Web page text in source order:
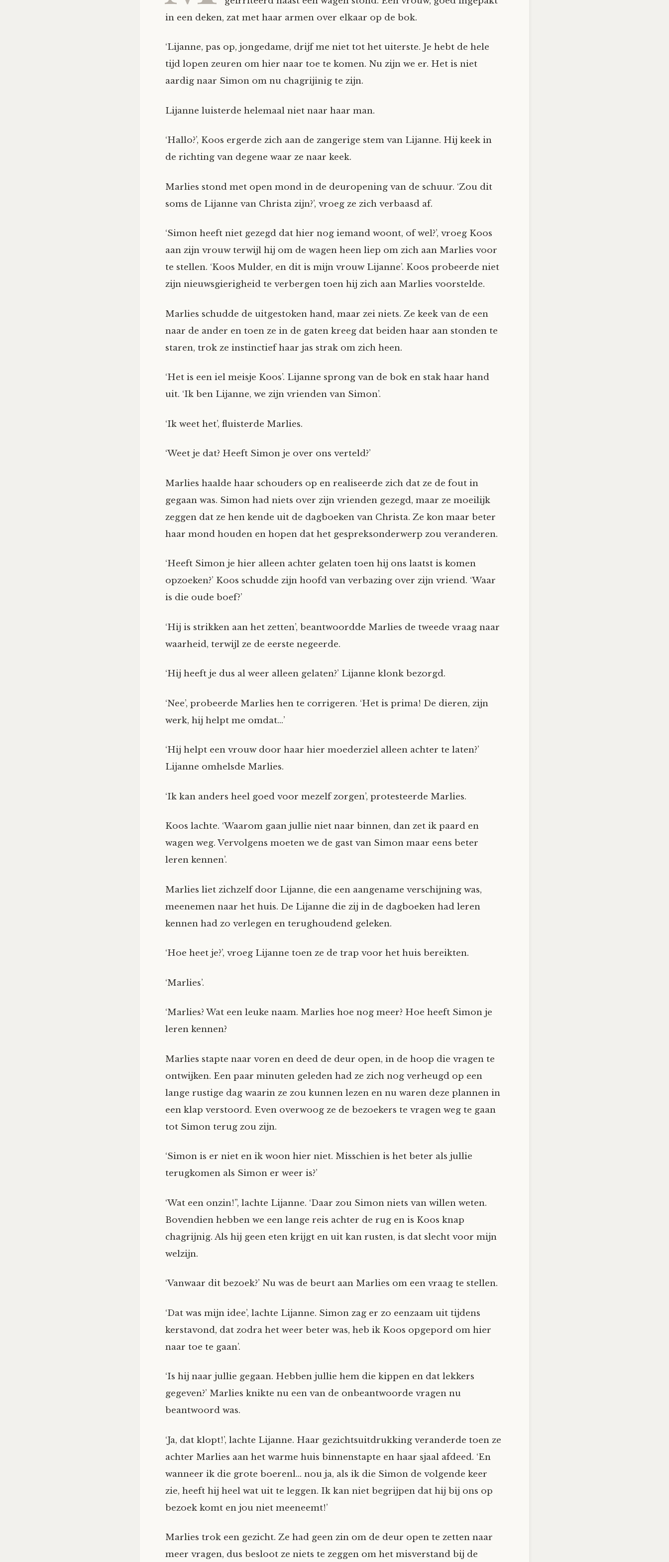
in een deken, zat met haar armen over elkaar op de bok.
‘Lijanne, pas op, jongedame, drijf me niet tot het uiterste. Je hebt de hele
tijd lopen zeuren om hier naar toe te komen. Nu zijn we er. Het is niet
aardig naar Simon om nu chagrijinig te zijn.
Lijanne luisterde helemaal niet naar haar man.
‘Hallo?’, Koos ergerde zich aan de zangerige stem van Lijanne. Hij keek in
de richting van degene waar ze naar keek.
Marlies stond met open mond in de deuropening van de schuur. ‘Zou dit
soms de Lijanne van Christa zijn?’, vroeg ze zich verbaasd af.
‘Simon heeft niet gezegd dat hier nog iemand woont, of wel?’, vroeg Koos
aan zijn vrouw terwijl hij om de wagen heen liep om zich aan Marlies voor
te stellen. ‘Koos Mulder, en dit is mijn vrouw Lijanne’. Koos probeerde niet
zijn nieuwsgierigheid te verbergen toen hij zich aan Marlies voorstelde.
Marlies schudde de uitgestoken hand, maar zei niets. Ze keek van de een
naar de ander en toen ze in de gaten kreeg dat beiden haar aan stonden te
staren, trok ze instinctief haar jas strak om zich heen.
‘Het is een iel meisje Koos’. Lijanne sprong van de bok en stak haar hand
uit. ‘Ik ben Lijanne, we zijn vrienden van Simon’.
‘Ik weet het’, fluisterde Marlies.
‘Weet je dat? Heeft Simon je over ons verteld?’
Marlies haalde haar schouders op en realiseerde zich dat ze de fout in
gegaan was. Simon had niets over zijn vrienden gezegd, maar ze moeilijk
zeggen dat ze hen kende uit de dagboeken van Christa. Ze kon maar beter
haar mond houden en hopen dat het gespreksonderwerp zou veranderen.
‘Heeft Simon je hier alleen achter gelaten toen hij ons laatst is komen
opzoeken?’ Koos schudde zijn hoofd van verbazing over zijn vriend. ‘Waar
is die oude boef?’
‘Hij is strikken aan het zetten’, beantwoordde Marlies de tweede vraag naar
waarheid, terwijl ze de eerste negeerde.
‘Hij heeft je dus al weer alleen gelaten?’ Lijanne klonk bezorgd.
‘Nee’, probeerde Marlies hen te corrigeren. ‘Het is prima! De dieren, zijn
werk, hij helpt me omdat…’
‘Hij helpt een vrouw door haar hier moederziel alleen achter te laten?’
Lijanne omhelsde Marlies.
‘Ik kan anders heel goed voor mezelf zorgen’, protesteerde Marlies.
Koos lachte. ‘Waarom gaan jullie niet naar binnen, dan zet ik paard en
wagen weg. Vervolgens moeten we de gast van Simon maar eens beter
leren kennen’.
Marlies liet zichzelf door Lijanne, die een aangename verschijning was,
meenemen naar het huis. De Lijanne die zij in de dagboeken had leren
kennen had zo verlegen en terughoudend geleken.
‘Hoe heet je?’, vroeg Lijanne toen ze de trap voor het huis bereikten.
‘Marlies’.
‘Marlies? Wat een leuke naam. Marlies hoe nog meer? Hoe heeft Simon je
leren kennen?
Marlies stapte naar voren en deed de deur open, in de hoop die vragen te
ontwijken. Een paar minuten geleden had ze zich nog verheugd op een
lange rustige dag waarin ze zou kunnen lezen en nu waren deze plannen in
een klap verstoord. Even overwoog ze de bezoekers te vragen weg te gaan
tot Simon terug zou zijn.
‘Simon is er niet en ik woon hier niet. Misschien is het beter als jullie
terugkomen als Simon er weer is?’
‘Wat een onzin!”, lachte Lijanne. ‘Daar zou Simon niets van willen weten.
Bovendien hebben we een lange reis achter de rug en is Koos knap
chagrijnig. Als hij geen eten krijgt en uit kan rusten, is dat slecht voor mijn
welzijn.
‘Vanwaar dit bezoek?’ Nu was de beurt aan Marlies om een vraag te stellen.
‘Dat was mijn idee’, lachte Lijanne. Simon zag er zo eenzaam uit tijdens
kerstavond, dat zodra het weer beter was, heb ik Koos opgepord om hier
naar toe te gaan’.
‘Is hij naar jullie gegaan. Hebben jullie hem die kippen en dat lekkers
gegeven?’ Marlies knikte nu een van de onbeantwoorde vragen nu
beantwoord was.
‘Ja, dat klopt!’, lachte Lijanne. Haar gezichtsuitdrukking veranderde toen ze
achter Marlies aan het warme huis binnenstapte en haar sjaal afdeed. ‘En
wanneer ik die grote boerenl… nou ja, als ik die Simon de volgende keer
zie, heeft hij heel wat uit te leggen. Ik kan niet begrijpen dat hij bij ons op
bezoek komt en jou niet meeneemt!’
Marlies trok een gezicht. Ze had geen zin om de deur open te zetten naar
meer vragen, dus besloot ze niets te zeggen om het misverstand bij de